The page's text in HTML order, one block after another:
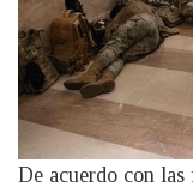
De acuerdo con